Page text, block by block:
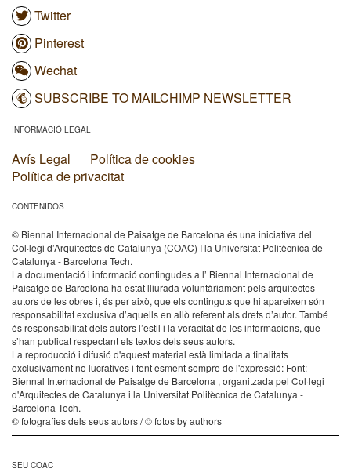
Twitter
Pinterest
Wechat
SUBSCRIBE TO MAILCHIMP NEWSLETTER
INFORMACIÓ LEGAL
Avís Legal
Política de cookies
Política de privacitat
CONTENIDOS
© Biennal Internacional de Paisatge de Barcelona és una iniciativa del
Col·legi d’Arquitectes de Catalunya (COAC) I la Universitat Politècnica de
Catalunya - Barcelona Tech.
La documentació i informació contingudes a l’ Biennal Internacional de
Paisatge de Barcelona ha estat lliurada voluntàriament pels arquitectes
autors de les obres i, és per això, que els continguts que hi apareixen són
responsabilitat exclusiva d’aquells en allò referent als drets d’autor. També
és responsabilitat dels autors l’estil i la veracitat de les informacions, que
s’han publicat respectant els textos dels seus autors.
La reproducció i difusió d'aquest material està limitada a finalitats
exclusivament no lucratives i fent esment sempre de l'expressió: Font:
Biennal Internacional de Paisatge de Barcelona , organitzada pel Col·legi
d'Arquitectes de Catalunya i la Universitat Politècnica de Catalunya -
Barcelona Tech.
© fotografies dels seus autors / © fotos by authors
SEU COAC